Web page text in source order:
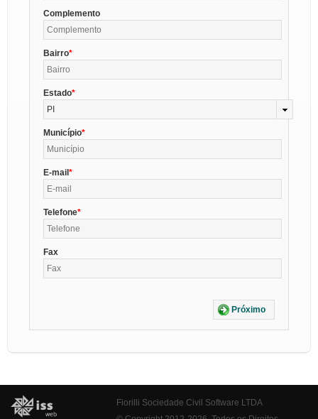
Complemento
Bairro
Estado
PI
Município
E-mail
Telefone
Fax
Próximo
Fiorilli Sociedade Civil Software LTDA